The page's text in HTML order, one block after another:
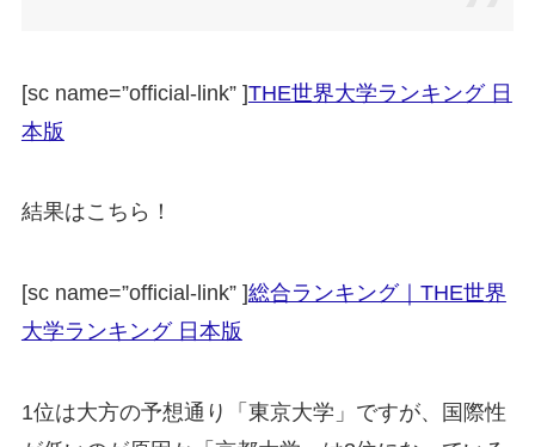
[sc name=”official-link” ]THE世界大学ランキング 日
本版
結果はこちら！
[sc name=”official-link” ]総合ランキング｜THE世界
大学ランキング 日本版
1位は大方の予想通り「東京大学」ですが、国際性